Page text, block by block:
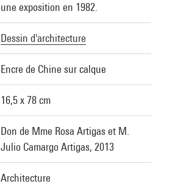
une exposition en 1982.
Dessin d'architecture
Encre de Chine sur calque
16,5 x 78 cm
Don de Mme Rosa Artigas et M.
Julio Camargo Artigas, 2013
Architecture